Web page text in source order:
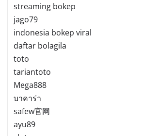
streaming bokep
jago79
indonesia bokep viral
daftar bolagila
toto
tariantoto
Mega888
บาคาร่า
safew官网
ayu89